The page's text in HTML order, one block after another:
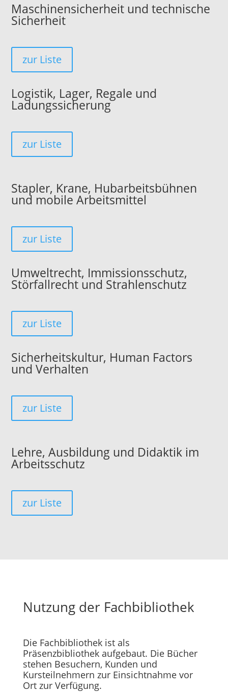
Maschinensicherheit und technische
Sicherheit
zur Liste
Logistik, Lager, Regale und
Ladungssicherung
zur Liste
Stapler, Krane, Hubarbeitsbühnen
und mobile Arbeitsmittel
zur Liste
Umweltrecht, Immissionsschutz,
Störfallrecht und Strahlenschutz
zur Liste
Sicherheitskultur, Human Factors
und Verhalten
zur Liste
Lehre, Ausbildung und Didaktik im
Arbeitsschutz
zur Liste
Nutzung der Fachbibliothek
Die Fachbibliothek ist als
Präsenzbibliothek aufgebaut. Die Bücher
stehen Besuchern, Kunden und
Kursteilnehmern zur Einsichtnahme vor
Ort zur Verfügung.